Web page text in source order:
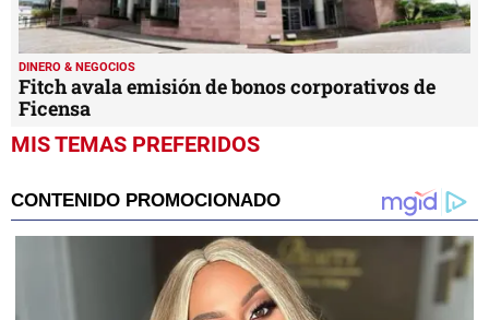
DINERO & NEGOCIOS
Fitch avala emisión de bonos corporativos de
Ficensa
MIS TEMAS PREFERIDOS